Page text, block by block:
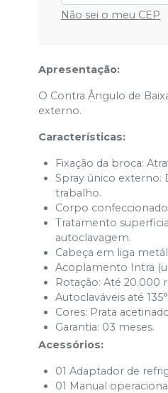
Não sei o meu CEP
Apresentação:
O Contra Ângulo de
externo.
Características:
Fixação da broca:
Spray único externo:
trabalho.
Corpo
Tratamento
autoclavagem.
Cabeça em liga
Acoplamento Intra
Rotação: Até 20.000
Autoclaváveis até
Cores: Prata
Garantia: 03 meses.
Acessórios:
01 Adaptador de
01 Manual